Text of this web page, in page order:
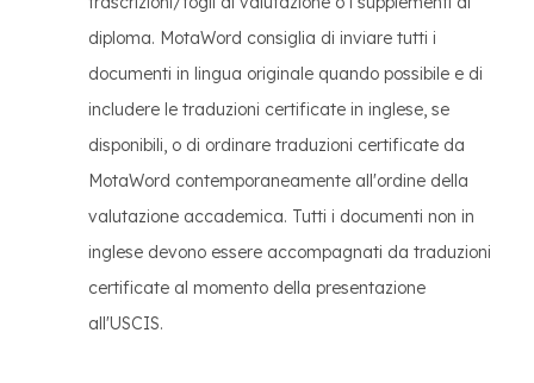
diploma. MotaWord consiglia di inviare tutti i
documenti in lingua originale quando possibile e di
includere le traduzioni certificate in inglese, se
disponibili, o di ordinare traduzioni certificate da
MotaWord contemporaneamente all'ordine della
valutazione accademica. Tutti i documenti non in
inglese devono essere accompagnati da traduzioni
certificate al momento della presentazione
all'USCIS.